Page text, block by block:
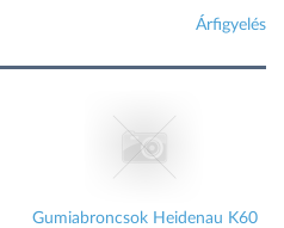
Árfigyelés
Gumiabroncsok Heidenau K60